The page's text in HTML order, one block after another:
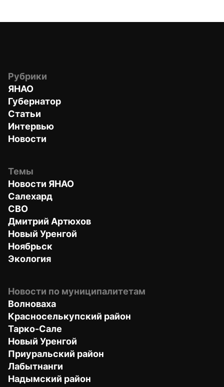
Рубрики
ЯНАО
Губернатор
Статьи
Интервью
Новости
Темы
Новости ЯНАО
Салехард
СВО
Дмитрий Артюхов
Новый Уренгой
Ноябрьск
Экология
Новости по муниципалитетам
Волноваха
Красноселькупский район
Тарко-Сале
Новый Уренгой
Приуральский район
Лабытнанги
Надымский район